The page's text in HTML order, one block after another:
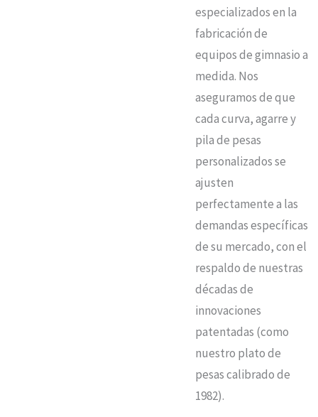
especializados en la
fabricación de
equipos de gimnasio a
medida. Nos
aseguramos de que
cada curva, agarre y
pila de pesas
personalizados se
ajusten
perfectamente a las
demandas específicas
de su mercado, con el
respaldo de nuestras
décadas de
innovaciones
patentadas (como
nuestro plato de
pesas calibrado de
1982).